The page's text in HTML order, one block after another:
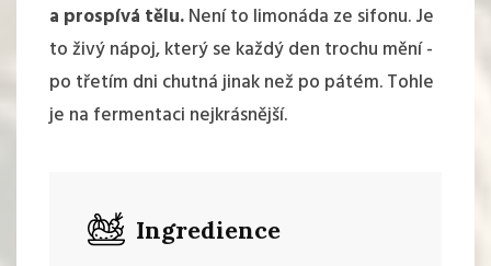
a prospívá tělu.Není to limonáda ze sifonu. Je
to živý nápoj, který se každý den trochu mění -
po třetím dni chutná jinak než po pátém. Tohle
je na fermentaci nejkrásnější.
Ingredience